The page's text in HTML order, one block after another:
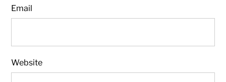
Email
Website